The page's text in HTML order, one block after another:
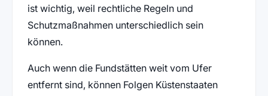
ist wichtig, weil rechtliche Regeln und
Schutzmaßnahmen unterschiedlich sein
können.
Auch wenn die Fundstätten weit vom Ufer
entfernt sind, können Folgen Küstenstaaten